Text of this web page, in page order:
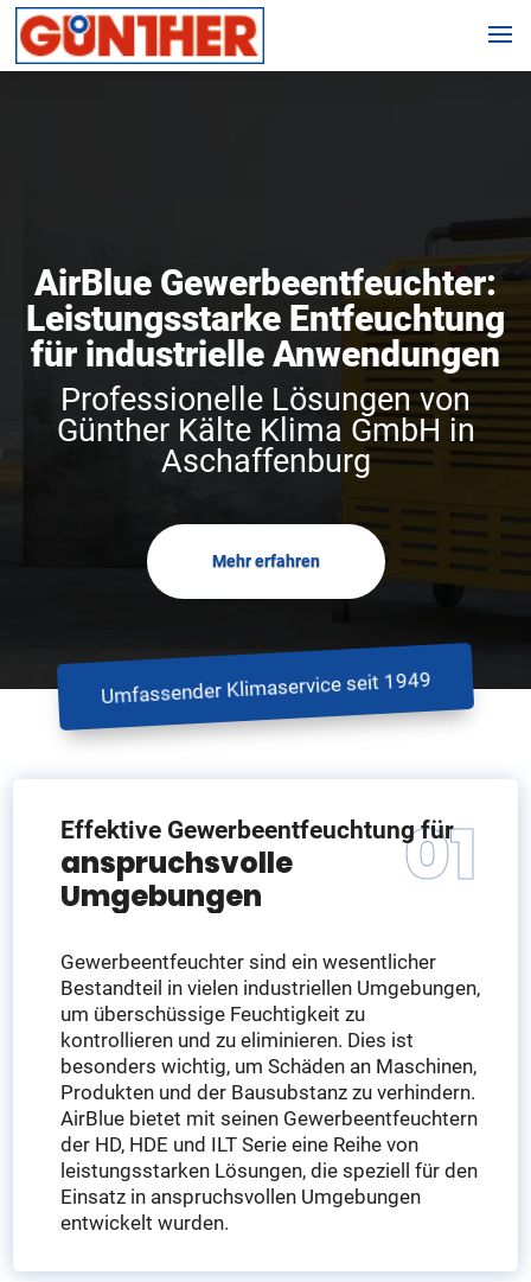
AirBlue Gewerbeentfeuchter:
Leistungsstarke Entfeuchtung
für industrielle Anwendungen
Professionelle Lösungen von
Günther Kälte Klima GmbH in
Aschaffenburg
Mehr erfahren
Umfassender Klimaservice seit 1949
Effektive Gewerbeentfeuchtung für
anspruchsvolle
Umgebungen
Gewerbeentfeuchter sind ein wesentlicher
Bestandteil in vielen industriellen Umgebungen,
um überschüssige Feuchtigkeit zu
kontrollieren und zu eliminieren. Dies ist
besonders wichtig, um Schäden an Maschinen,
Produkten und der Bausubstanz zu verhindern.
AirBlue bietet mit seinen Gewerbeentfeuchtern
der HD, HDE und ILT Serie eine Reihe von
leistungsstarken Lösungen, die speziell für den
Einsatz in anspruchsvollen Umgebungen
entwickelt wurden.